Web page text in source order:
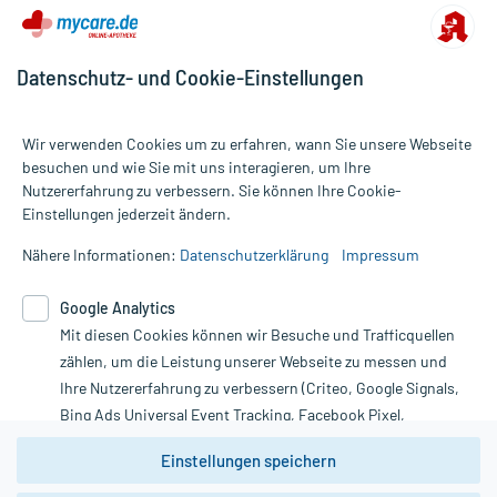
Alle Preise gelten inkl. MwSt., ggf. zzgl. Versandkosten
Informationen auf dieser Website werden ausschließlich für
die Untersuchung und Behandlung durch einen Arzt. Bitte
Therapien eingeleitet werden können. | Diese Webseite benutzt
Google Analytics. Lesen Sie bitte dazu die wichtigen Hinweise in
unserer Datenschutzerklärung. Für den Widerruf einer Bestellung
nutzen Sie das Formular:
Vertrag widerrufen
Datenschutz- und Cookie-Einstellungen
Wir verwenden Cookies um zu erfahren, wann Sie unsere Webseite
besuchen und wie Sie mit uns interagieren, um Ihre
Nutzererfahrung zu verbessern. Sie können Ihre Cookie-
Einstellungen jederzeit ändern.
Nähere Informationen: Datenschutzerklärung Impressum
Google Analytics
Mit diesen Cookies können wir Besuche und Trafficquellen
zählen, um die Leistung unserer Webseite zu messen und
Ihre Nutzererfahrung zu verbessern (Criteo, Google Signals,
Bing Ads Universal Event Tracking, Facebook Pixel,
Youtube-Social Plugin).
Wir weisen darauf hin, dass die
Einstellungen speichern